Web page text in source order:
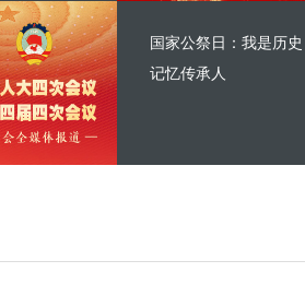
国家公祭日：我是历史
记忆传承人